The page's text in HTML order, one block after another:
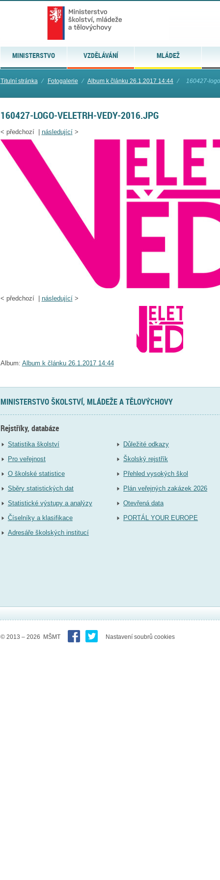
MINISTERSTVO VZDĚLÁVÁNÍ MLÁDEŽ
Titulní stránka ⁄ Fotogalerie ⁄ Album k článku 26.1.2017 14:44 ⁄ 160427-
160427-LOGO-VELETRH-VEDY-2016.JPG
< předchozí | následující>
< předchozí | následující>
Album: Album k článku 26.1.2017 14:44
MINISTERSTVO ŠKOLSTVÍ, MLÁDEŽE A TĚLOVÝCHOVY
Rejstříky, databáze
Statistika školství
Pro veřejnost
O školské statistice
Sběry statistických dat
Statistické výstupy a analýzy
Číselníky a klasifikace
Adresáře školských institucí
Důležité odkazy
Školský rejstřík
Přehled vysokých škol
Plán veřejných zakázek 2026
Otevřená data
PORTÁL YOUR EUROPE
© 2013 – 2026 MŠMT Nastavení soubrů cookies